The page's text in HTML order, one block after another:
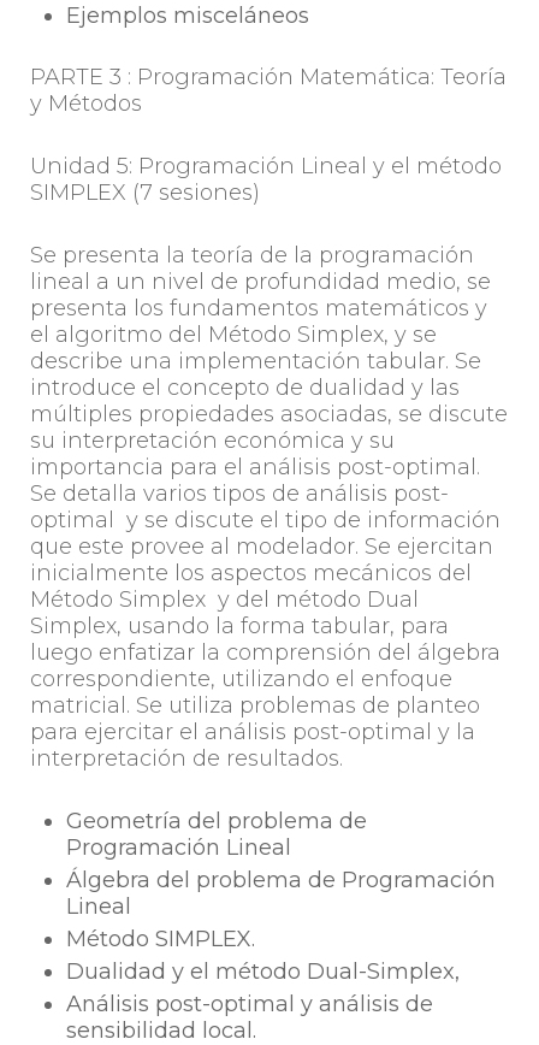
Ejemplos misceláneos
PARTE 3 : Programación Matemática: Teoría
y Métodos
Unidad 5: Programación Lineal y el método
SIMPLEX (7 sesiones)
Se presenta la teoría de la programación
lineal a un nivel de profundidad medio, se
presenta los fundamentos matemáticos y
el algoritmo del Método Simplex, y se
describe una implementación tabular. Se
introduce el concepto de dualidad y las
múltiples propiedades asociadas, se discute
su interpretación económica y su
importancia para el análisis post-optimal.
Se detalla varios tipos de análisis post-
optimal y se discute el tipo de información
que este provee al modelador. Se ejercitan
inicialmente los aspectos mecánicos del
Método Simplex y del método Dual
Simplex, usando la forma tabular, para
luego enfatizar la comprensión del álgebra
correspondiente, utilizando el enfoque
matricial. Se utiliza problemas de planteo
para ejercitar el análisis post-optimal y la
interpretación de resultados.
Geometría del problema de
Programación Lineal
Álgebra del problema de Programación
Lineal
Método SIMPLEX.
Dualidad y el método Dual-Simplex,
Análisis post-optimal y análisis de
sensibilidad local.